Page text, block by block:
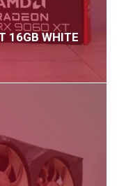
16GB WHITE